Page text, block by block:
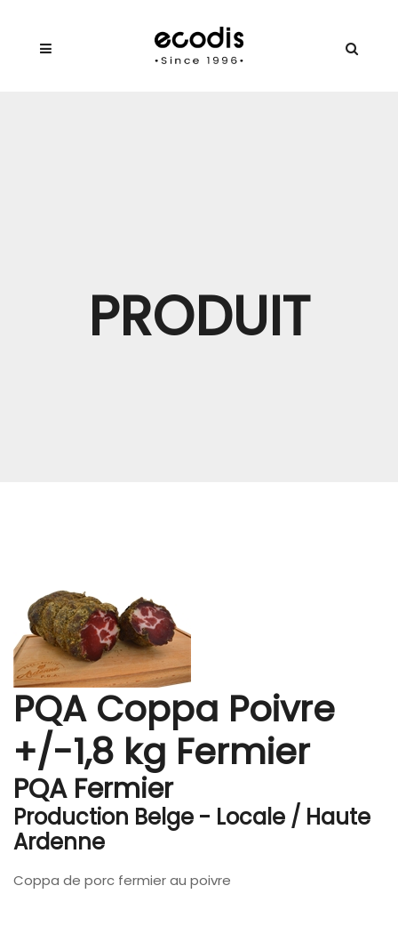
PRODUIT
PQA Coppa Poivre
+/-1,8 kg Fermier
PQA Fermier
Production Belge - Locale / Haute
Ardenne
Coppa de porc fermier au poivre